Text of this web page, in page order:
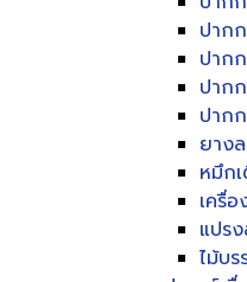
ปาก
ปาก
ปาก
ปาก
ยาง
หมึก
เครื่
แปร
ไม้บ